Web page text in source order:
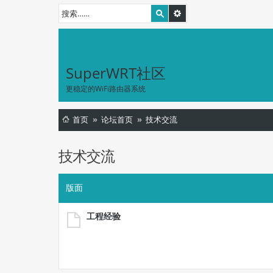
SuperWRT社区
更稳定的WiFi路由器系统
首页 论坛首页 技术交流
技术交流
版面
工程经验